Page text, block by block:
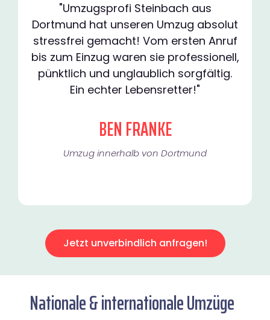
"Umzugsprofi Steinbach aus
Dortmund hat unseren Umzug absolut
stressfrei gemacht! Vom ersten Anruf
bis zum Einzug waren sie professionell,
pünktlich und unglaublich sorgfältig.
Ein echter Lebensretter!"
BEN FRANKE
Umzug innerhalb von Dortmund​
Jetzt unverbindlich anfragen!
Nationale & internationale Umzüge